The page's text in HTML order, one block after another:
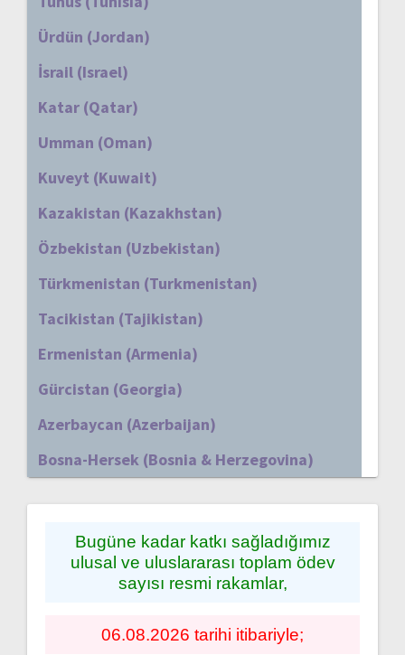
Ürdün (Jordan)
İsrail (Israel)
Katar (Qatar)
Umman (Oman)
Kuveyt (Kuwait)
Kazakistan (Kazakhstan)
Özbekistan (Uzbekistan)
Türkmenistan (Turkmenistan)
Tacikistan (Tajikistan)
Ermenistan (Armenia)
Gürcistan (Georgia)
Azerbaycan (Azerbaijan)
Bosna-Hersek (Bosnia & Herzegovina)
Bugüne kadar katkı sağladığımız
ulusal ve uluslararası toplam ödev
sayısı resmi rakamlar,
06.08.2026 tarihi itibariyle;